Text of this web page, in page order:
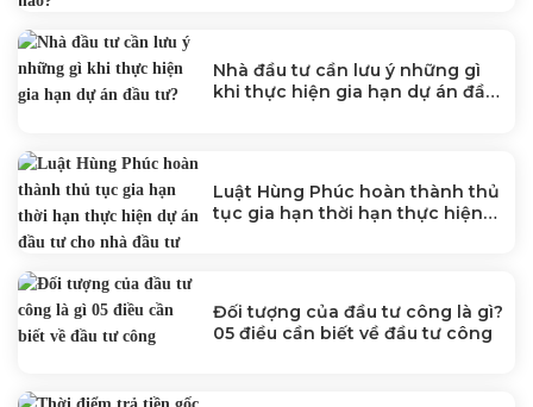
Nhà đầu tư cần lưu ý những gì
khi thực hiện gia hạn dự án đầu
Luật Hùng Phúc hoàn thành thủ
tục gia hạn thời hạn thực hiện
Đối tượng của đầu tư công là gì?
05 điều cần biết về đầu tư công